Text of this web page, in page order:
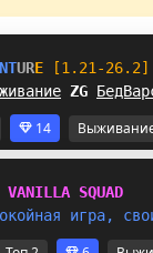
NTURE
[1.21-26.2]
EX
14
VANIL L A SQUAD
окойная игра, сво